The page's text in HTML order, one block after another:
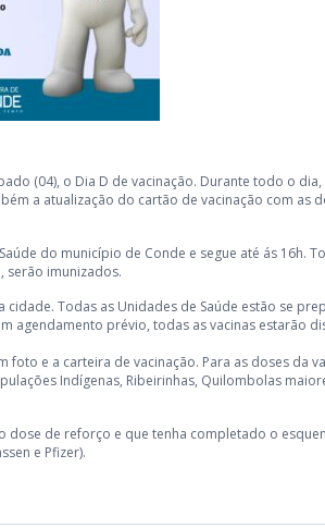
(04), o Dia D de vacinação. Durante todo o
a atualização do cartão de vacinação com as
do município de Conde e segue até ás 16h.
serão imunizados.
Todas as Unidades de Saúde estão se
agendamento prévio, todas as vacinas estarão
e a carteira de vacinação. Para as doses da
Indígenas, Ribeirinhas, Quilombolas
de reforço e que tenha completado o
e Pfizer).